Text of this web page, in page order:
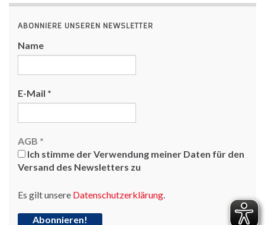
ABONNIERE UNSEREN NEWSLETTER
Name
E-Mail *
AGB *
Ich stimme der Verwendung meiner Daten für den
Versand des Newsletters zu
Es gilt unsere Datenschutzerklärung.